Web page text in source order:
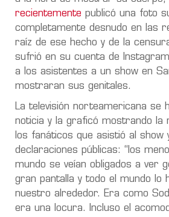
recientemente publicó una foto
completamente desnudo en las
raíz de ese hecho y de la
sufrió en su cuenta de
a los asistentes a un show en
mostraran sus genitales.
La televisión norteamericana se
noticia y la graficó mostrando la
los fanáticos que asistió al show
declaraciones públicas: “los
mundo se veían obligados a ver
gran pantalla y todo el mundo lo
nuestro alrededor. Era como
era una locura. Incluso el